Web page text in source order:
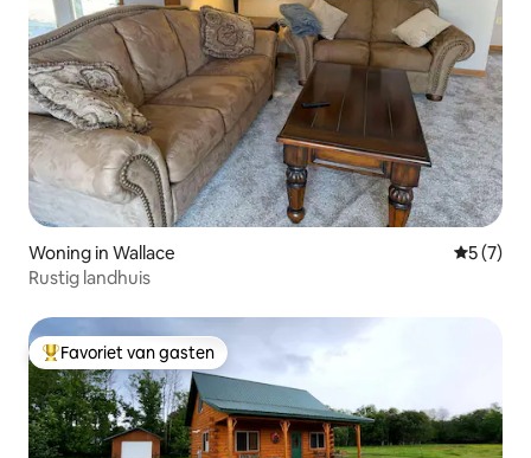
Woning in Wallace
5 (7)
Rustig landhuis
Topfavoriet van gasten
Favoriet van gasten